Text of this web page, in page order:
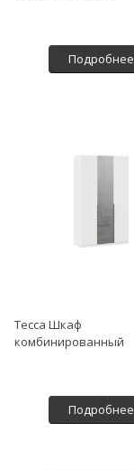
Подробнее
Тесса Шкаф
комбинированный
Подробнее